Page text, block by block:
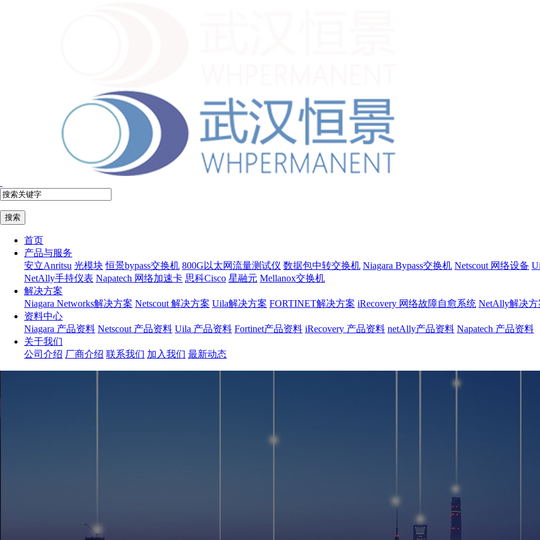
首页
产品与服务
安立Anritsu 光模块 恒景bypass交换机 800G以太网流量测试仪 数据包中转交换机 Niagara Bypass交换机 Netscout 网络设备
NetAlly手持仪表 Napatech 网络加速卡 思科Cisco 星融元 Mellanox交换机
解决方案
Niagara Networks解决方案 Netscout 解决方案 Uila解决方案 FORTINET解决方案 iRecovery 网络故障自愈系统 NetAlly解决方
资料中心
Niagara 产品资料 Netscout 产品资料 Uila 产品资料 Fortinet产品资料 iRecovery 产品资料 netAlly产品资料 Napatech 产品资料
关于我们
公司介绍 厂商介绍 联系我们 加入我们 最新动态